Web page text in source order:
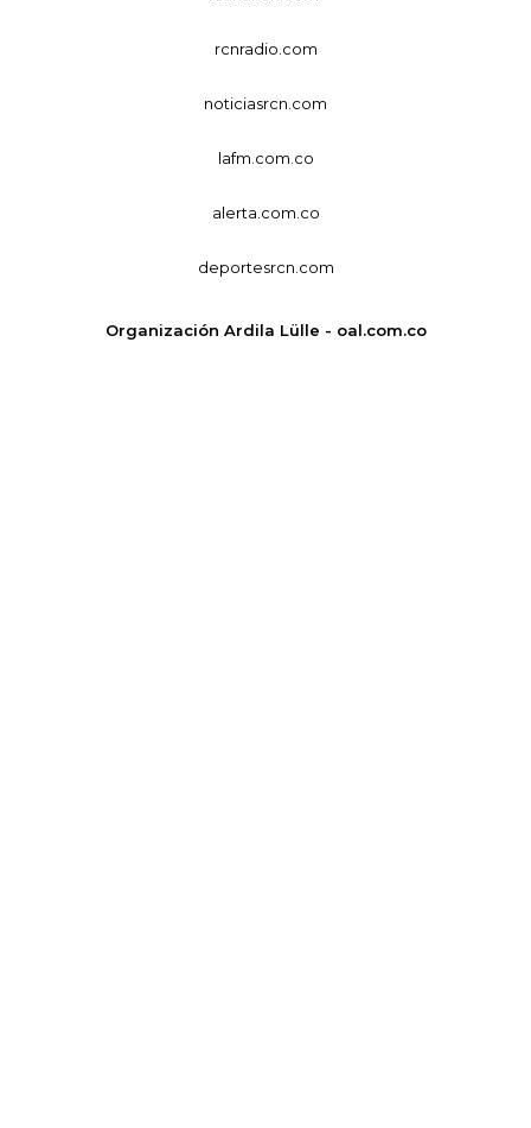
rcnradio.com
noticiasrcn.com
lafm.com.co
alerta.com.co
deportesrcn.com
Organización Ardila Lülle - oal.com.co